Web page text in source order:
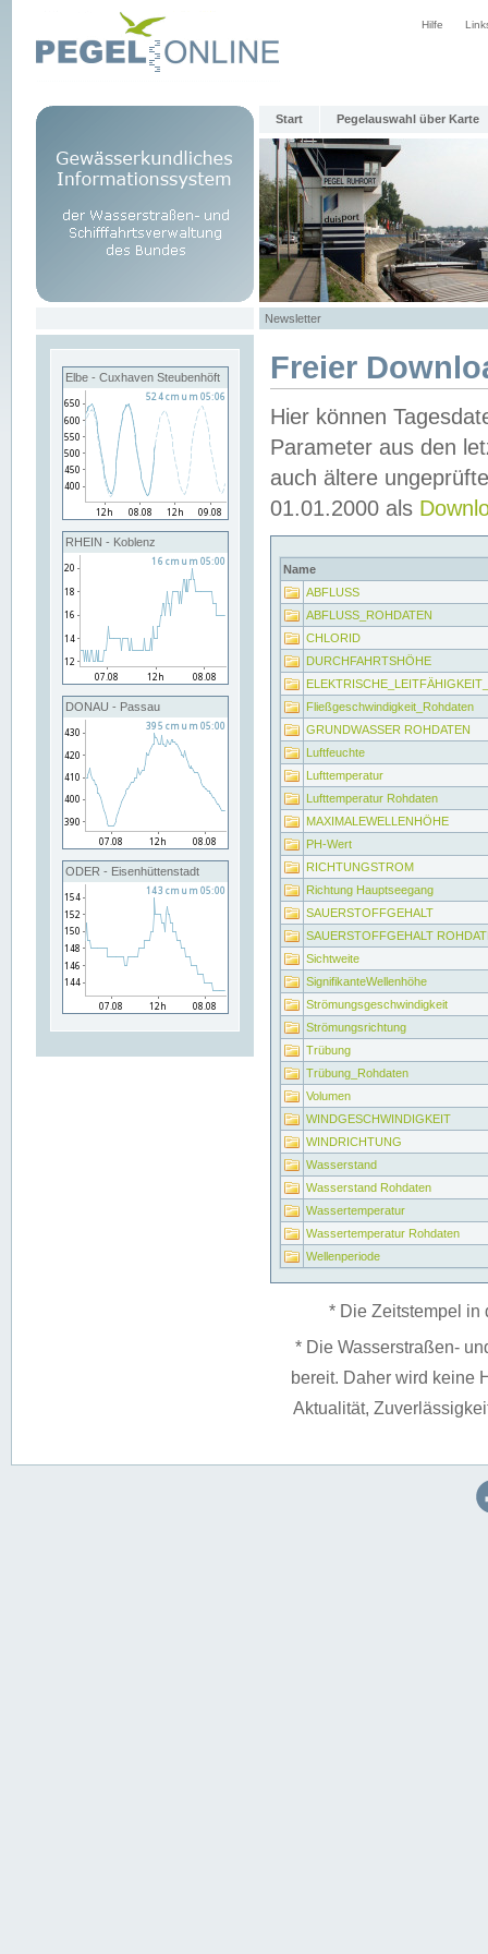
Hilfe
Start Pegelauswahl über Karte
Newsletter
Elbe - Cuxhaven Steubenhöft
RHEIN - Koblenz
DONAU - Passau
ODER - Eisenhüttenstadt
Freier
Hier können
Parameter aus den
auch ältere
01.01.2000 als
Name
ABFLUSS
ABFLUSS_ROHDATEN
CHLORID
DURCHFAHRTSHÖHE
Fließgeschwindigkeit_Rohdaten
GRUNDWASSER ROHDATEN
Luftfeuchte
Lufttemperatur
Lufttemperatur Rohdaten
MAXIMALEWELLENHÖHE
PH-Wert
RICHTUNGSTROM
Richtung Hauptseegang
SAUERSTOFFGEHALT
SAUERSTOFFGEHALT
Sichtweite
SignifikanteWellenhöhe
Strömungsgeschwindigkeit
Strömungsrichtung
Trübung
Trübung_Rohdaten
Volumen
WINDGESCHWINDIGKEIT
WINDRICHTUNG
Wasserstand
Wasserstand Rohdaten
Wassertemperatur
Wassertemperatur Rohdaten
Wellenperiode
* Die Zeitstempel in
* Die Wasserstraßen-
bereit. Daher wird keine
Aktualität,